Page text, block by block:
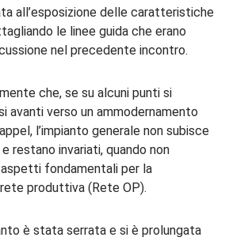
all’esposizione delle caratteristiche
le linee guida che erano
nel precedente incontro.
che, se su alcuni punti si
avanti verso un ammodernamento
l’impianto generale non subisce
restano invariati, quando non
fondamentali per la
produttiva (Rete OP).
è stata serrata e si è prolungata